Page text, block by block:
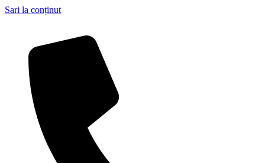
Sari la conținut